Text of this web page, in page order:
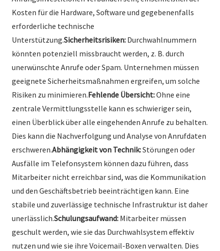
Kosten für die Hardware, Software und gegebenenfalls
erforderliche technische
Unterstützung.Sicherheitsrisiken: Durchwahlnummern
könnten potenziell missbraucht werden, z. B. durch
unerwünschte Anrufe oder Spam. Unternehmen müssen
geeignete Sicherheitsmaßnahmen ergreifen, um solche
Risiken zu minimieren.Fehlende Übersicht:Ohne eine
zentrale Vermittlungsstelle kann es schwieriger sein,
einen Überblick über alle eingehenden Anrufe zu behalten.
Dies kann die Nachverfolgung und Analyse von Anrufdaten
erschweren.Abhängigkeit von Technik:Störungen oder
Ausfälle im Telefonsystem können dazu führen, dass
Mitarbeiter nicht erreichbar sind, was die Kommunikation
und den Geschäftsbetrieb beeinträchtigen kann. Eine
stabile und zuverlässige technische Infrastruktur ist daher
unerlässlich.Schulungsaufwand: Mitarbeiter müssen
geschult werden, wie sie das Durchwahlsystem effektiv
nutzen und wie sie ihre Voicemail-Boxen verwalten. Dies